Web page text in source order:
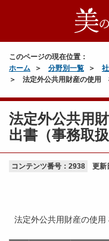
このページの現在位置：
ホーム
分野別一覧
法定外公共用財産の使用
法定外公共用
出書（事務取
コンテンツ番号：2938 更新
法定外公共用財産の使